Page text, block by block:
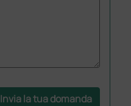
Invia la tua domanda